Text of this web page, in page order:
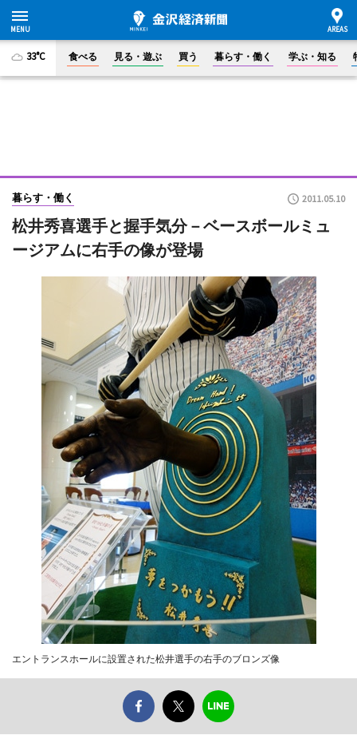
33°C 食べる 見る・遊ぶ 買う 暮らす・働く 学ぶ・知る
暮らす・働く 2011.05.10
松井秀喜選手と握手気分－ベースボールミュ
ージアムに右手の像が登場
エントランスホールに設置された松井選手の右手のブロンズ像